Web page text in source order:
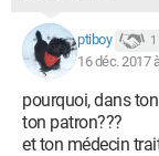
ptiboy 1
16 déc. 2017
pourquoi, dans
ton patron???
et ton médecin